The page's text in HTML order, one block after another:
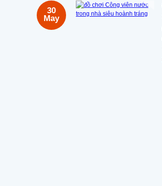
30
May